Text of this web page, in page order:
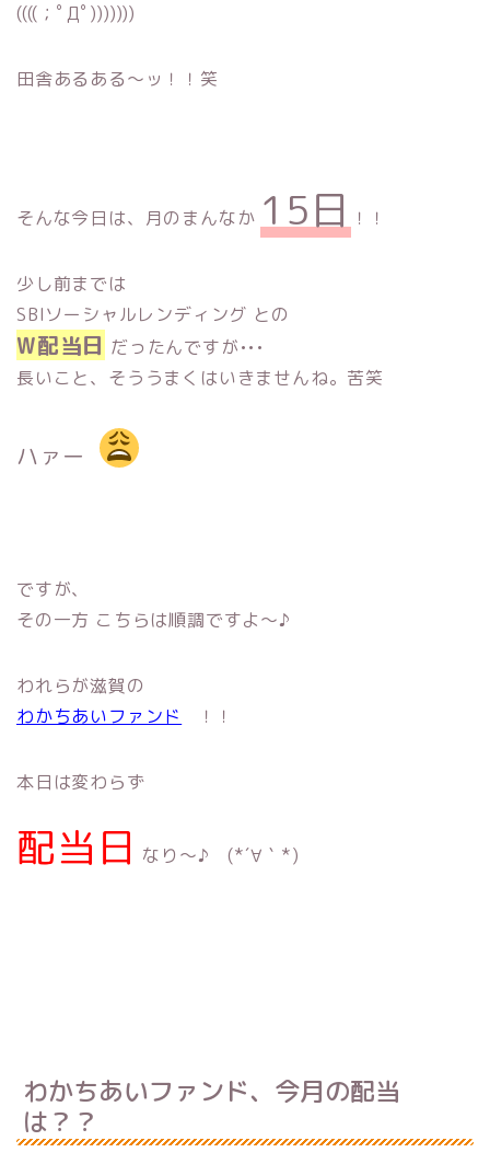
((((；ﾟДﾟ)))))))
田舎あるある〜ッ！！笑
そんな今日は、月のまんなか 15日 ！！
少し前までは
SBIソーシャルレンディング との
W配当日 だったんですが•••
長いこと、そううまくはいきませんね。苦笑
ハァー
ですが、
その一方 こちらは順調ですよ〜♪
われらが滋賀の
わかちあいファンド
！！
本日は変わらず
配当日 なり〜♪ (*´∀｀*)
わかちあいファンド、今月の配当
は？？